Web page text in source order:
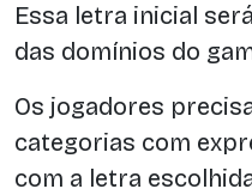
Essa letra inicial
das domínios do
Os jogadores
categorias com
com a letra